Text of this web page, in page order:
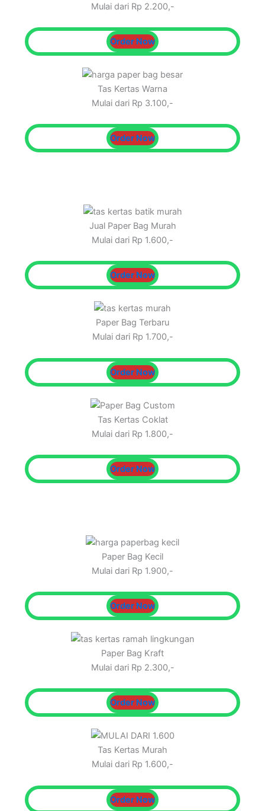
Mulai dari Rp 2.200,-
Order Now
Tas Kertas Warna
Mulai dari Rp 3.100,-
Order Now
Jual Paper Bag Murah
Mulai dari Rp 1.600,-
Order Now
Paper Bag Terbaru
Mulai dari Rp 1.700,-
Order Now
Tas Kertas Coklat
Mulai dari Rp 1.800,-
Order Now
Paper Bag Kecil
Mulai dari Rp 1.900,-
Order Now
Paper Bag Kraft
Mulai dari Rp 2.300,-
Order Now
Tas Kertas Murah
Mulai dari Rp 1.600,-
Order Now